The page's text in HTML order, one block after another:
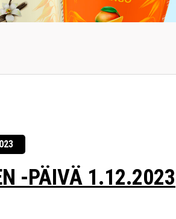
-PÄIVÄ 1.12.2023